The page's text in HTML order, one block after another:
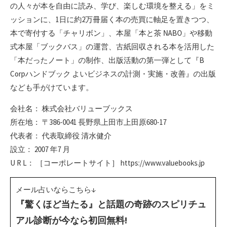
の人々が本を自由に読み、学び、楽しむ環境を整える」をミ
ッションに、1日に約2万冊届く本の売買に軸足を置きつつ、
本で寄付する「チャリボン」、本屋「本と茶 NABO」や移動
式本屋「ブックバス」の運営、古紙回収される本を活用した
「本だったノート」の制作、出版活動の第一弾として『B
Corpハンドブック よいビジネスの計測・実施・改善』の出版
なども手がけています。
会社名： 株式会社バリューブックス
所在地： 〒386-0041 ⻑野県上⽥市上⽥原680-17
代表者： 代表取締役 清水健介
設⽴： 2007 年7 ⽉
U R L： ［コーポレートサイト］ https://www.valuebooks.jp
メール占いならこちら↓
『驚くほど当たる』と話題の奇跡のスピリチュ
アル診断が今なら初回無料!